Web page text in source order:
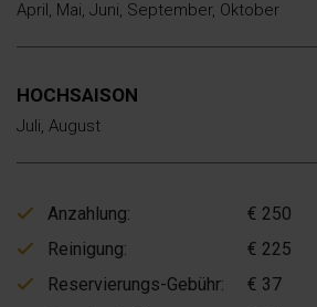
April, Mai, Juni, September, Oktober
HOCHSAISON
Juli, August
Anzahlung:
€ 250
Reinigung:
€ 225
Reservierungs-Gebühr:
€ 37